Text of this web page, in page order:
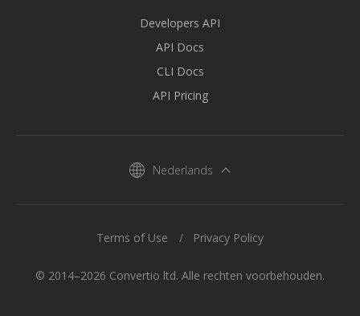
Developers API
API Docs
CLI Docs
API Pricing
Nederlands
© 2014–2026 Convertio ltd. Alle rechten voorbehouden.
Terms of Use Privacy Policy